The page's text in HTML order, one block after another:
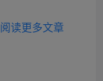
阅读更多文章